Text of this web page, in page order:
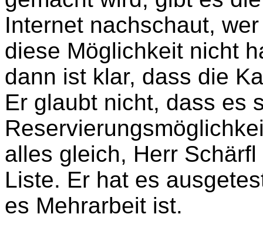
Internet nachschaut,
diese Möglichkeit nicht
dann ist klar, dass die
Er glaubt nicht, dass es
alles gleich, Herr
Liste. Er hat es
es Mehrarbeit ist.